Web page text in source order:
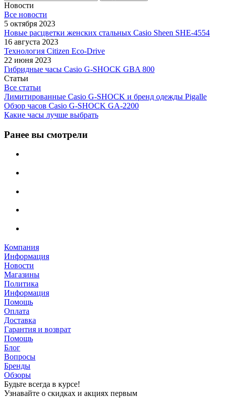
Новости
Все новости
5 октября 2023
Новые расцветки женских стальных Casio Sheen SHE-4554
16 августа 2023
Технология Citizen Eco-Drive
22 июня 2023
Гибридные часы Casio G-SHOCK GBA 800
Статьи
Все статьи
Лимитированные Casio G-SHOCK и бренд одежды Pigalle
Обзор часов Casio G-SHOCK GA-2200
Какие часы лучше выбрать
Ранее вы смотрели
Компания
Информация
Новости
Магазины
Политика
Информация
Помощь
Оплата
Доставка
Гарантия и возврат
Помощь
Блог
Вопросы
Бренды
Обзоры
Будьте всегда в курсе!
Узнавайте о скидках и акциях первым